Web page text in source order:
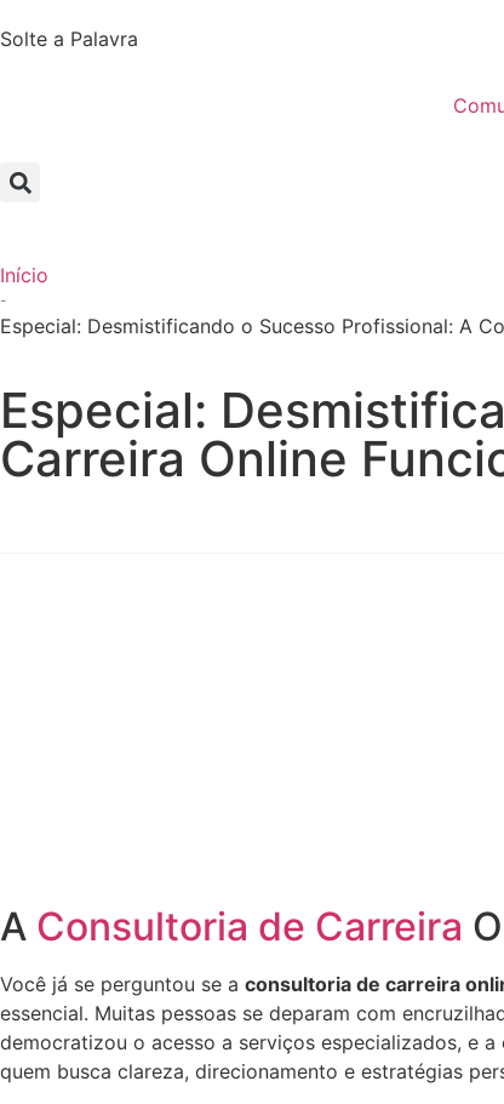
Solte a Palavra
Início
-
Especial: Desmistificando o Sucesso Profissional: A
Especial:
Carreira Online
A Consultoria de Carreira
Você já se perguntou se a consultoria de carreira
essencial. Muitas pessoas se deparam com
democratizou o acesso a serviços especializados, e
quem busca clareza, direcionamento e estratégias